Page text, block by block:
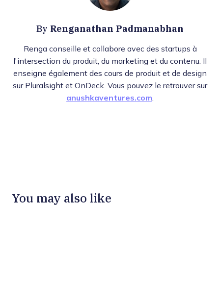
By Renganathan Padmanabhan
Renga conseille et collabore avec des startups à
l'intersection du produit, du marketing et du contenu. Il
enseigne également des cours de produit et de design
sur Pluralsight et OnDeck. Vous pouvez le retrouver sur
anushkaventures.com
You may also like